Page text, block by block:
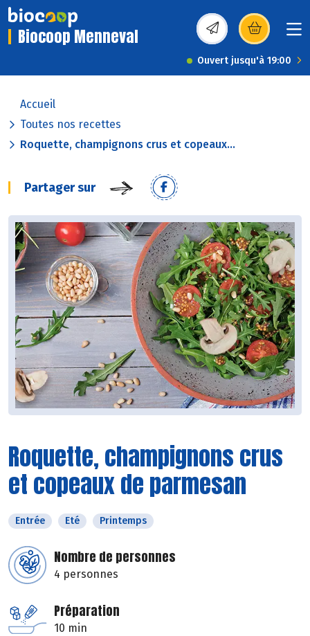
Biocoop Menneval (s’ouvre dans une
Ouvert jusqu'à 19:00
Accueil
Toutes nos recettes
Roquette, champignons crus et copeaux...
Partager sur
Roquette, champignons crus
et copeaux de parmesan
Entrée Eté Printemps
Nombre de personnes
4 personnes
Préparation
10 min